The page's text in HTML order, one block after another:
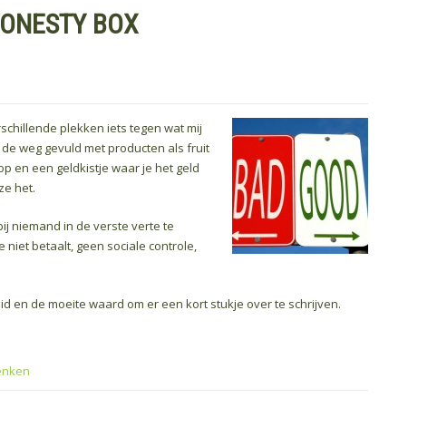
BOX
plekken iets tegen wat mij
weg gevuld met producten als fruit
en een geldkistje waar je het geld
het.
niemand in de verste verte te
niet betaalt, geen sociale controle,
en de moeite waard om er een kort stukje over te schrijven.